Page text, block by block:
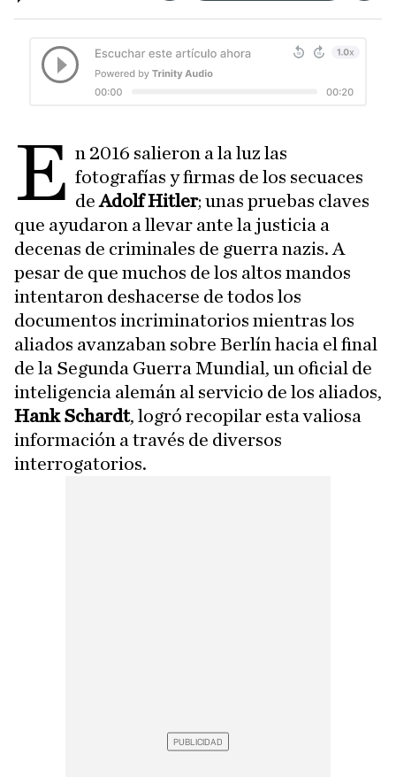
E n 2016 salieron a la luz las
fotografías y firmas de los secuaces
deAdolf Hitler; unas pruebas claves
que ayudaron a llevar ante la justicia a
decenas de criminales de guerra nazis. A
pesar de que muchos de los altos mandos
intentaron deshacerse de todos los
documentos incriminatorios mientras los
aliados avanzaban sobre Berlín hacia el final
de la Segunda Guerra Mundial, un oficial de
inteligencia alemán al servicio de los aliados,
Hank Schardt, logró recopilar esta valiosa
información a través de diversos
interrogatorios.